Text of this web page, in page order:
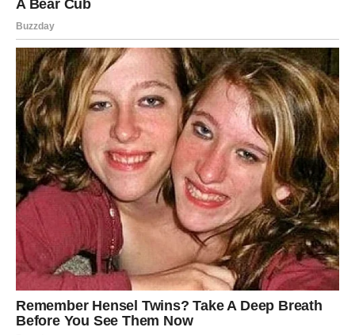
Strijelac
Strijelčevima jedna poruka iz prošlosti donosi veliko
iznenađenje. Osoba koja vam se javlja želi objasniti
razloge svog nekadašnjeg odlaska.